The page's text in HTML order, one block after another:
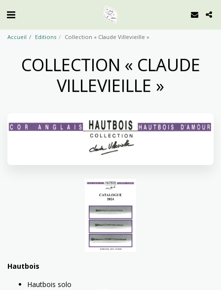
Accueil Editions Collection « Claude Villevieille »
COLLECTION « CLAUDE
VILLEVIEILLE »
Hautbois
Hautbois solo